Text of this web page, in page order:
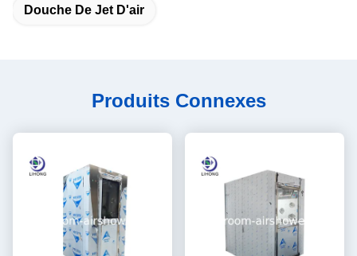
Douche De Jet D'air
Produits Connexes